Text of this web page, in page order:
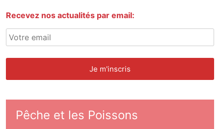
Recevez nos actualités par email:
Pêche et les Poissons